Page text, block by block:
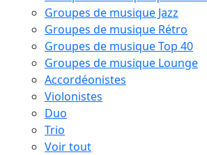
Groupes de musique Jazz
Groupes de musique Rétro
Groupes de musique Top 40
Groupes de musique Lounge
Accordéonistes
Violonistes
Duo
Trio
Voir tout